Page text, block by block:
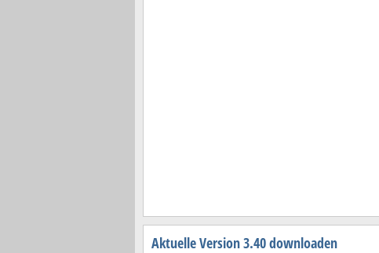
Aktuelle Version 3.40 downloaden